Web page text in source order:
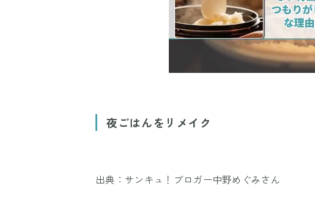
夜ごはんをリメイク
出典：サンキュ！ブロガー中野めぐみさん